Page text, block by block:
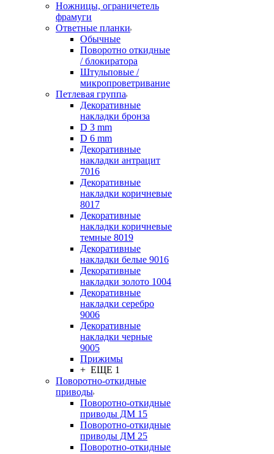
Ножницы, ограничетель
фрамуги
Ответные планки
Обычные
Поворотно откидные
/ блокиратора
Штульповые /
микропроветривание
Петлевая группа
Декоративные
накладки бронза
D 3 mm
D 6 mm
Декоративные
накладки антрацит
7016
Декоративные
накладки коричневые
8017
Декоративные
накладки коричневые
темные 8019
Декоративные
накладки белые 9016
Декоративные
накладки золото 1004
Декоративные
накладки серебро
9006
Декоративные
накладки черные
9005
Прижимы
+ ЕЩЕ 1
Поворотно-откидные
приводы
Поворотно-откидные
приводы ДМ 15
Поворотно-откидные
приводы ДМ 25
Поворотно-откидные